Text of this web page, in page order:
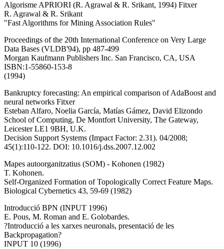
Algorisme APRIORI (R. Agrawal & R. Srikant, 1994) Fitxer
R. Agrawal & R. Srikant
"Fast Algorithms for Mining Association Rules"
Proceedings of the 20th International Conference on Very Large
Data Bases (VLDB'94), pp 487-499
Morgan Kaufmann Publishers Inc. San Francisco, CA, USA
ISBN:1-55860-153-8
(1994)
Bankruptcy forecasting: An empirical comparison of AdaBoost and
neural networks Fitxer
Esteban Alfaro, Noelia García, Matías Gámez, David Elizondo
School of Computing, De Montfort University, The Gateway,
Leicester LE1 9BH, U.K.
Decision Support Systems (Impact Factor: 2.31). 04/2008;
45(1):110-122. DOI: 10.1016/j.dss.2007.12.002
Mapes autoorganitzatius (SOM) - Kohonen (1982)
T. Kohonen.
Self-Organized Formation of Topologically Correct Feature Maps.
Biological Cybernetics 43, 59-69 (1982)
Introducció BPN (INPUT 1996)
E. Pous, M. Roman and E. Golobardes.
?Introducció a les xarxes neuronals, presentació de les
Backpropagation?
INPUT 10 (1996)